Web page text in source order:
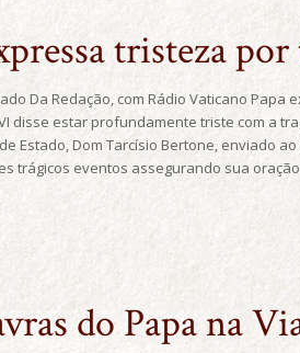
tristeza
Da Redação, com Rádio Vaticano
disse estar profundamente triste com a
Estado, Dom Tarcísio Bertone, enviado
trágicos eventos assegurando sua
do Papa na